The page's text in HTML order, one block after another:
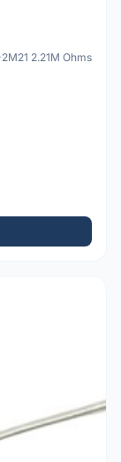
2.21M Ohms